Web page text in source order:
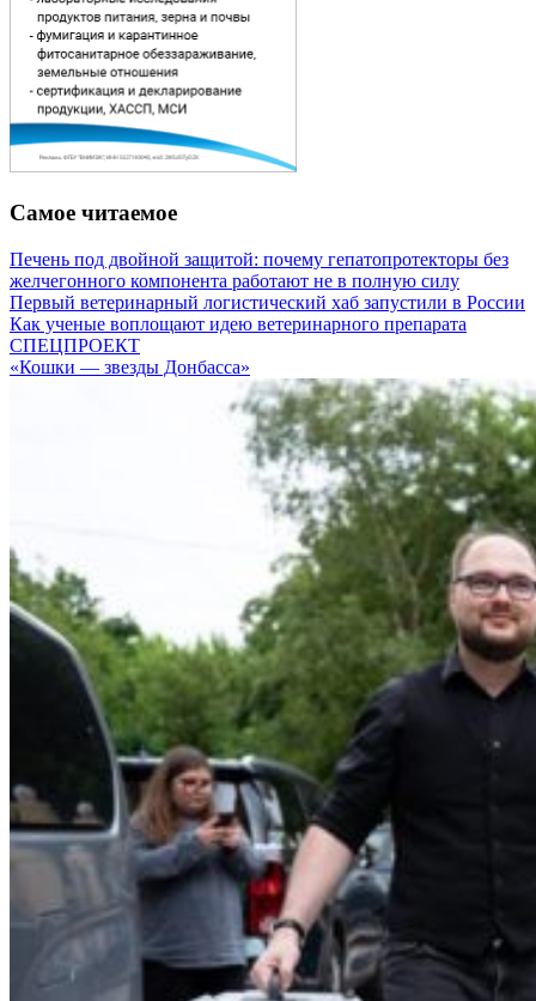
Самое читаемое
Печень под двойной защитой: почему гепатопротекторы без
желчегонного компонента работают не в полную силу
Первый ветеринарный логистический хаб запустили в России
Как ученые воплощают идею ветеринарного препарата
СПЕЦПРОЕКТ
«Кошки — звезды Донбасса»